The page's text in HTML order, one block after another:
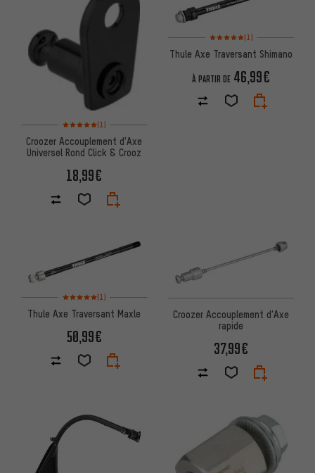
Note moyenne : 5 sur 5 d'après 1 avis
(1)
Croozer Accouplement d'Axe
Universel Rond Click & Crooz
18,99€
Note moyenne : 5 sur 5
(1)
Thule Axe Traversant Shimano
À PARTIR DE 46,99€
Note moyenne : 5 sur 5 d'après 1 avis
(1)
Thule Axe Traversant Maxle
50,99€
Croozer Accouplement d'Axe
rapide
37,99€